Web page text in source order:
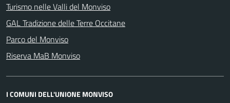
Turismo nelle Valli del Monviso
GAL Tradizione delle Terre Occitane
Parco del Monviso
Riserva MaB Monviso
I COMUNI DELL'UNIONE MONVISO